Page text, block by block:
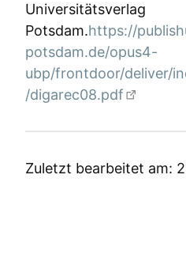
Universitätsverlag
Potsdam.https://
potsdam.de/opus4-
ubp/frontdoor/deliver/
/digarec08.pdf
Zuletzt bearbeitet am: